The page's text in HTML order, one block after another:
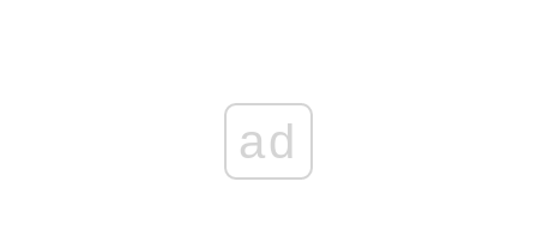
ad